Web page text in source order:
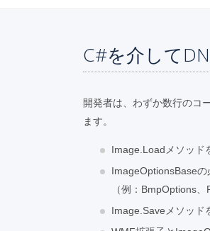
C#を介して
開発者は、わずか数行のコ
ます。
Image.Loadメソッド
ImageOptionsBase
（例：BmpOptions、
Image.Saveメソッド